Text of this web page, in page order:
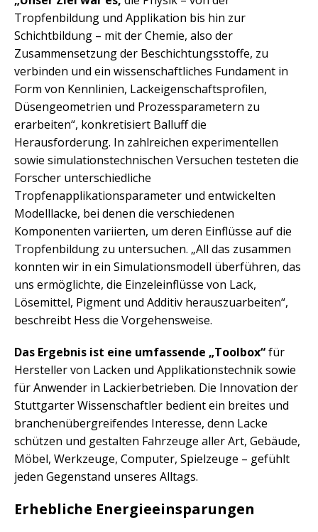
Tropfenbildung und Applikation bis hin zur
Schichtbildung – mit der Chemie, also der
Zusammensetzung der Beschichtungsstoffe, zu
verbinden und ein wissenschaftliches Fundament in
Form von Kennlinien, Lackeigenschaftsprofilen,
Düsengeometrien und Prozessparametern zu
erarbeiten“, konkretisiert Balluff die
Herausforderung. In zahlreichen experimentellen
sowie simulationstechnischen Versuchen testeten die
Forscher unterschiedliche
Tropfenapplikationsparameter und entwickelten
Modelllacke, bei denen die verschiedenen
Komponenten variierten, um deren Einflüsse auf die
Tropfenbildung zu untersuchen. „All das zusammen
konnten wir in ein Simulationsmodell überführen, das
uns ermöglichte, die Einzeleinflüsse von Lack,
Lösemittel, Pigment und Additiv herauszuarbeiten“,
beschreibt Hess die Vorgehensweise.
Das Ergebnis ist eine umfassende „Toolbox“für
Hersteller von Lacken und Applikationstechnik sowie
für Anwender in Lackierbetrieben. Die Innovation der
Stuttgarter Wissenschaftler bedient ein breites und
branchenübergreifendes Interesse, denn Lacke
schützen und gestalten Fahrzeuge aller Art, Gebäude,
Möbel, Werkzeuge, Computer, Spielzeuge – gefühlt
jeden Gegenstand unseres Alltags.
Erhebliche Energieeinsparungen